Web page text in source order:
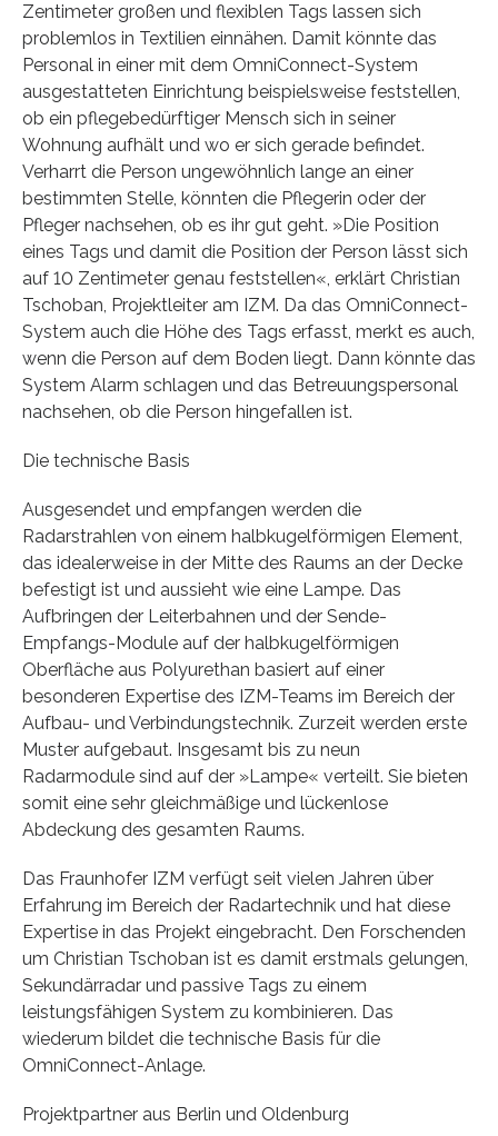
Zentimeter großen und flexiblen Tags lassen sich
problemlos in Textilien einnähen. Damit könnte das
Personal in einer mit dem OmniConnect-System
ausgestatteten Einrichtung beispielsweise feststellen,
ob ein pflegebedürftiger Mensch sich in seiner
Wohnung aufhält und wo er sich gerade befindet.
Verharrt die Person ungewöhnlich lange an einer
bestimmten Stelle, könnten die Pflegerin oder der
Pfleger nachsehen, ob es ihr gut geht. »Die Position
eines Tags und damit die Position der Person lässt sich
auf 10 Zentimeter genau feststellen«, erklärt Christian
Tschoban, Projektleiter am IZM. Da das OmniConnect-
System auch die Höhe des Tags erfasst, merkt es auch,
wenn die Person auf dem Boden liegt. Dann könnte das
System Alarm schlagen und das Betreuungspersonal
nachsehen, ob die Person hingefallen ist.
Die technische Basis
Ausgesendet und empfangen werden die
Radarstrahlen von einem halbkugelförmigen Element,
das idealerweise in der Mitte des Raums an der Decke
befestigt ist und aussieht wie eine Lampe. Das
Aufbringen der Leiterbahnen und der Sende-
Empfangs-Module auf der halbkugelförmigen
Oberfläche aus Polyurethan basiert auf einer
besonderen Expertise des IZM-Teams im Bereich der
Aufbau- und Verbindungstechnik. Zurzeit werden erste
Muster aufgebaut. Insgesamt bis zu neun
Radarmodule sind auf der »Lampe« verteilt. Sie bieten
somit eine sehr gleichmäßige und lückenlose
Abdeckung des gesamten Raums.
Das Fraunhofer IZM verfügt seit vielen Jahren über
Erfahrung im Bereich der Radartechnik und hat diese
Expertise in das Projekt eingebracht. Den Forschenden
um Christian Tschoban ist es damit erstmals gelungen,
Sekundärradar und passive Tags zu einem
leistungsfähigen System zu kombinieren. Das
wiederum bildet die technische Basis für die
OmniConnect-Anlage.
Projektpartner aus Berlin und Oldenburg